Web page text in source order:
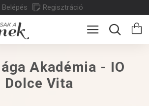
Belépés Regisztráció
Akadémia - IO
Dolce Vita